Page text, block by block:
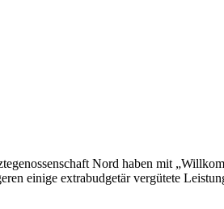
Nord haben mit
einige extrabudgetär vergütete